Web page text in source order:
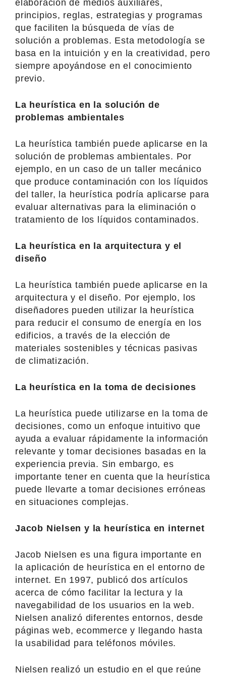
elaboración de medios auxiliares,
principios, reglas, estrategias y programas
que faciliten la búsqueda de vías de
solución a problemas. Esta metodología se
basa en la intuición y en la creatividad, pero
siempre apoyándose en el conocimiento
previo.
La heurística en la solución de
problemas ambientales
La heurística también puede aplicarse en la
solución de problemas ambientales. Por
ejemplo, en un caso de un taller mecánico
que produce contaminación con los líquidos
del taller, la heurística podría aplicarse para
evaluar alternativas para la eliminación o
tratamiento de los líquidos contaminados.
La heurística en la arquitectura y el
diseño
La heurística también puede aplicarse en la
arquitectura y el diseño. Por ejemplo, los
diseñadores pueden utilizar la heurística
para reducir el consumo de energía en los
edificios, a través de la elección de
materiales sostenibles y técnicas pasivas
de climatización.
La heurística en la toma de decisiones
La heurística puede utilizarse en la toma de
decisiones, como un enfoque intuitivo que
ayuda a evaluar rápidamente la información
relevante y tomar decisiones basadas en la
experiencia previa. Sin embargo, es
importante tener en cuenta que la heurística
puede llevarte a tomar decisiones erróneas
en situaciones complejas.
Jacob Nielsen y la heurística en internet
Jacob Nielsen es una figura importante en
la aplicación de heurística en el entorno de
internet. En 1997, publicó dos artículos
acerca de cómo facilitar la lectura y la
navegabilidad de los usuarios en la web.
Nielsen analizó diferentes entornos, desde
páginas web, ecommerce y llegando hasta
la usabilidad para teléfonos móviles.
Nielsen realizó un estudio en el que reúne